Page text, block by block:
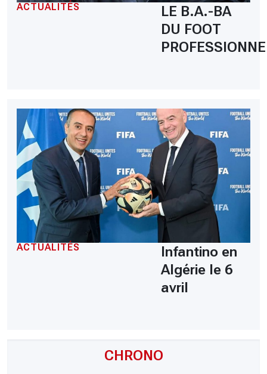
CHRONO
ACTUALITÉS
LE B.A.-BA
DU FOOT
ACTUALITÉS
Infantino en
Algérie le 6
avril